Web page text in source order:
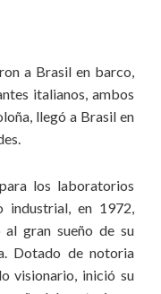
a Brasil en barco,
italianos, ambos
llegó a Brasil en
los laboratorios
industrial, en 1972,
gran sueño de su
Dotado de notoria
visionario, inició su